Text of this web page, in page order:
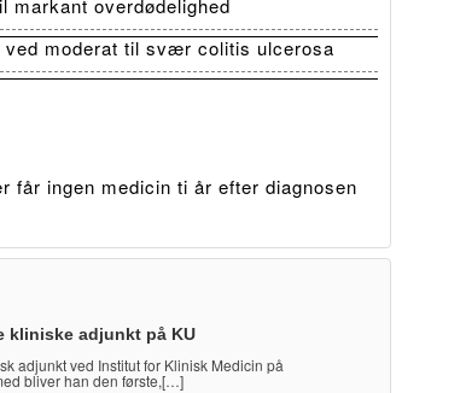
overdødelighed
moderat til svær colitis ulcerosa
får ingen medicin ti år efter diagnosen
kliniske adjunkt på KU
adjunkt ved Institut for Klinisk Medicin på
bliver han den første,[…]